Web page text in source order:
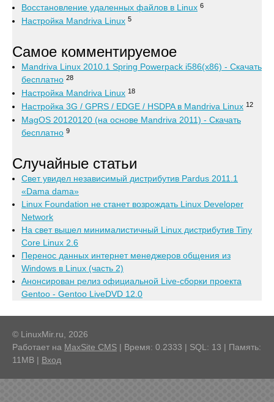
Восстановление удаленных файлов в Linux 6
Настройка Mandriva Linux 5
Самое комментируемое
Mandriva Linux 2010.1 Spring Powerpack i586(x86) - Скачать
бесплатно 28
Настройка Mandriva Linux 18
Настройка 3G / GPRS / EDGE / HSDPA в Mandriva Linux 12
MagOS 20120120 (на основе Mandriva 2011) - Скачать
бесплатно 9
Случайные статьи
Свет увидел независимый дистрибутив Pardus 2011.1
«Dama dama»
Linux Foundation не станет возрождать Linux Developer
Network
На свет вышел минималистичный Linux дистрибутив Tiny
Core Linux 2.6
Перенос данных интернет менеджеров общения из
Windows в Linux (часть 2)
Анонсирован релиз официальной Live-сборки проекта
Gentoo - Gentoo LiveDVD 12.0
© LinuxMir.ru, 2026
Работает на MaxSite CMS | Время: 0.2333 | SQL: 13 | Память:
11MB | Вход